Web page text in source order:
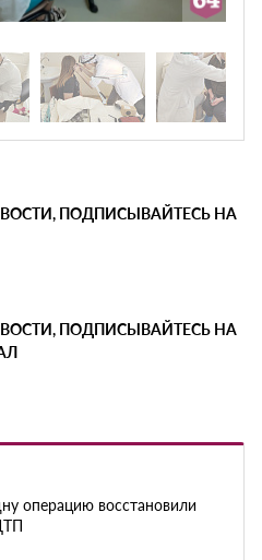
ПОДПИСЫВАЙТЕСЬ НА
ПОДПИСЫВАЙТЕСЬ НА
операцию восстановили